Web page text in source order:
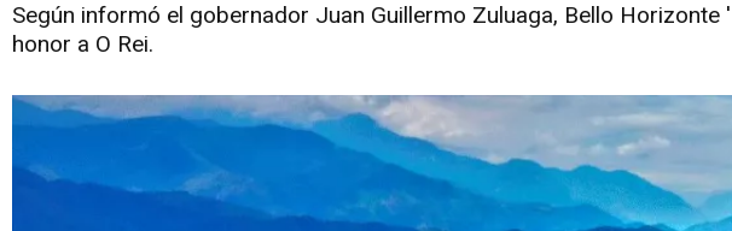
Según informó el gobernador Juan Guillermo Zuluaga, Bello
honor a O Rei.